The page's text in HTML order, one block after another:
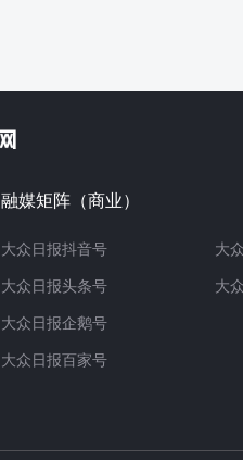
融媒矩阵（商业）
大众日报抖音号
大众日报头条号
大众日报企鹅号
大众日报百家号
大
大